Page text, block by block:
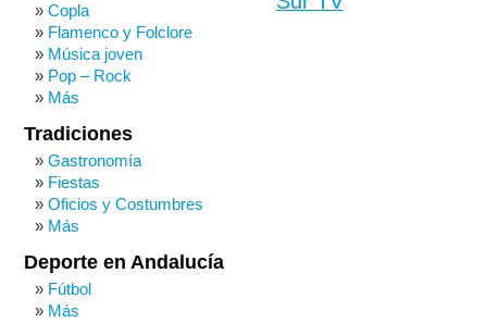
Copla
Flamenco y Folclore
Música joven
Pop – Rock
Más
Tradiciones
Gastronomía
Fiestas
Oficios y Costumbres
Más
Deporte en Andalucía
Fútbol
Más